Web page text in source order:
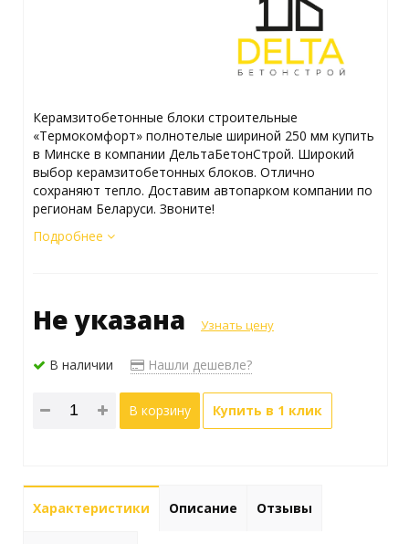
Керамзитобетонные блоки строительные
«Термокомфорт» полнотелые шириной 250 мм купить
в Минске в компании ДельтаБетонСтрой. Широкий
выбор керамзитобетонных блоков. Отлично
сохраняют тепло. Доставим автопарком компании по
регионам Беларуси. Звоните!
Подробнее
Не указана Узнать цену
В наличии Нашли дешевле?
В корзину Купить в 1 клик
Характеристики Описание Отзывы